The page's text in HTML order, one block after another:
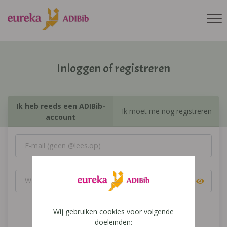
Inloggen of registreren
Ik heb reeds een ADIBib-
account
Ik moet me nog registreren
Inloggen
Wij gebruiken cookies voor volgende
doeleinden: